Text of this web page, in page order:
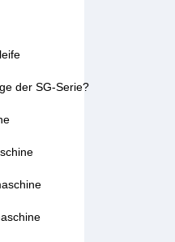
der SG-Serie?